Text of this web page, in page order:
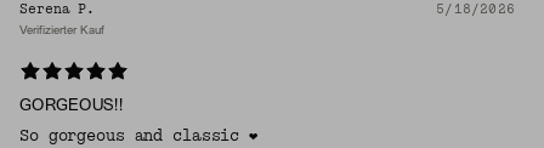
Serena P. 5/18/2026
Verifizierter Kauf
GORGEOUS!!
So gorgeous and classic ❤️